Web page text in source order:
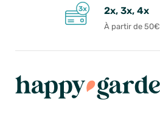
2x, 3x, 4x
À partir de 50€